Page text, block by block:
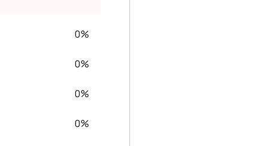
0%
0%
0%
0%